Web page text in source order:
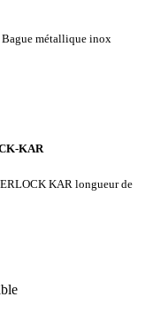
métallique inox
KAR
KAR longueur de